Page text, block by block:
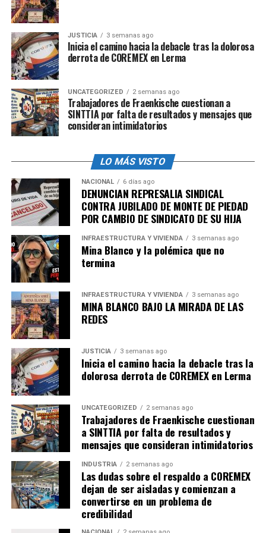
domingo, aumentará la cifra de muertos a raíz del
ataque anoche a la Penitenciaria Nacional.
En las redes sociales hay vídeos en los que puede verse
cómo el poderoso jefe de la banda Village de Dieu, Izo,
Penitenciaría Nacional como el Palacio Nacional.
Según las versiones que circulan por las redes,
próximo objetivo de los grupos armados sería
precisamente el Palacio Nacional.
admin
JUSTICIA 3 semanas ago
Inicia el camino hacia la debacle tras la dolorosa
derrota de COREMEX en Lerma
UNCATEGORIZED 2 semanas ago
Trabajadores de Fraenkische cuestionan a
SINTTIA por falta de resultados y mensajes que
consideran intimidatorios
LO MÁS VISTO
NACIONAL 6 días ago
DENUNCIAN REPRESALIA SINDICAL
CONTRA JUBILADO DE MONTE DE PIEDAD
POR CAMBIO DE SINDICATO DE SU HIJA
INFRAESTRUCTURA Y VIVIENDA 3 semanas ago
Mina Blanco y la polémica que no
termina
INFRAESTRUCTURA Y VIVIENDA 3 semanas ago
MINA BLANCO BAJO LA MIRADA DE LAS
REDES
JUSTICIA 3 semanas ago
Inicia el camino hacia la debacle tras la
dolorosa derrota de COREMEX en Lerma
UNCATEGORIZED 2 semanas ago
Trabajadores de Fraenkische cuestionan
a SINTTIA por falta de resultados y
mensajes que consideran intimidatorios
INDUSTRIA 2 semanas ago
Las dudas sobre el respaldo a COREMEX
dejan de ser aisladas y comienzan a
convertirse en un problema de
credibilidad